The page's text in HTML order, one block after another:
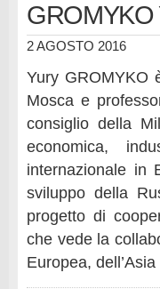
GROMYKO
2 AGOSTO 2016
Yury GROMYKO
Mosca e
consiglio della
economica,
internazionale in
sviluppo della
progetto di
che vede la
Europea,